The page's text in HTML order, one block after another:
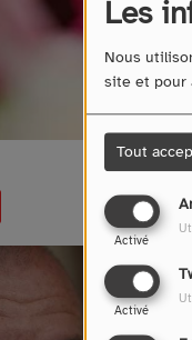
Les
Nous
site et pour
Tout
Activé
Activé